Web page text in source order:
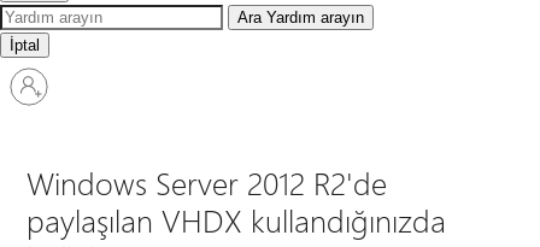
Ara Yardım arayın
İptal
Hesabınızda
oturum
Windows Server 2012 R2'de
paylaşılan VHDX kullandığınızda